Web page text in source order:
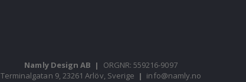
Namly Design AB |
ORGNR: 559216-9097
Terminalgatan 9, 23261 Arlöv, Sverige | info@namly.no